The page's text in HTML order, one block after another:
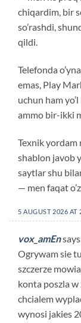
chiqardim, bir
so’rashdi,
qildi.
Telefonda
emas, Play
uchun ham
ammo bir-ikki
Texnik yordam
shablon javob
saytlar shu
— men faqat
5 AUGUST 2026 AT
vox_amEn
Ogrywam sie
szczerze
konta poszla
chcialem
wynosi jakies